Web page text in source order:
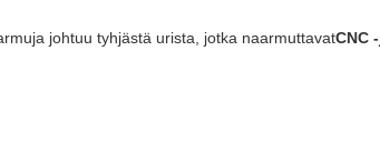
johtuu tyhjästä urista, jotka naarmuttavatCNC